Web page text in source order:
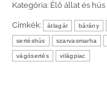
Kategória: Élő állat és hús
Címkék: átlagár bárány
sertéshús szarvasmarha
vágósertés világpiac